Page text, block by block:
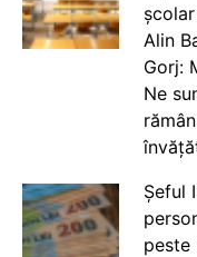
Alin
Gorj:
Ne
Șeful
peste